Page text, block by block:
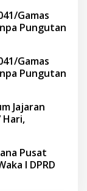
Gamas
Pungutan
Gamas
Pungutan
Jajaran
Hari,
Pusat
I DPRD